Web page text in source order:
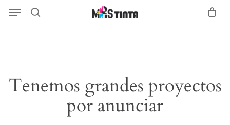
SkipMenu
Tenemos grandes proyectos
por anunciar
Menu